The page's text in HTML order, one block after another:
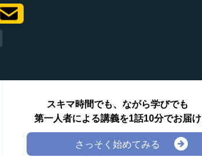
スキマ時間でも、ながら学びでも
第一人者による講義を1話10分でお届け
さっそく始めてみる